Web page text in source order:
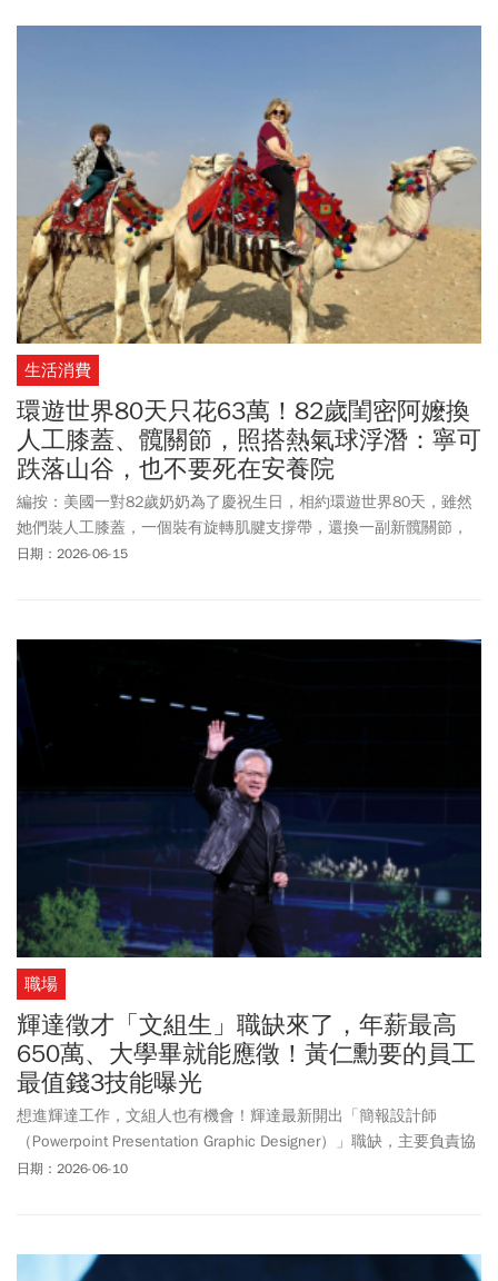
生活消費
環遊世界80天只花63萬！82歲閨密阿嬤換
人工膝蓋、髖關節，照搭熱氣球浮潛：寧可
跌落山谷，也不要死在安養院
編按：美國一對82歲奶奶為了慶祝生日，相約環遊世界80天，雖然
她們裝人工膝蓋，一個裝有旋轉肌腱支撐帶，還換一副新髖關節，
也無法使她們停下腳步，反而更堅定地活出想要的人生。她們在旅
程只花2萬美元（約新台幣63萬元），甚至比一輛平價小型車還便
宜。她們住百元旅店、每人每晚控制在29美元（約新台幣920元）以
內，搭臥鋪火車、靠里程換機票。購物幾乎能免則免，把錢留給真
正重要的體驗，例如在搭熱氣球、走訪國家公園。飲食上，不追求
精緻餐廳，而是走進街頭巷尾，尋找最道地、最平價的小吃。對她
們來說，無論年紀多大，人人都能活出自己的人生。
日期：2026-06-15
職場
輝達徵才「文組生」職缺來了，年薪最高
650萬、大學畢就能應徵！黃仁勳要的員工
最值錢3技能曝光
想進輝達工作，文組人也有機會！輝達最新開出「簡報設計師
（Powerpoint Presentation Graphic Designer）」職缺，主要負責協
助高階主管對外簡報製作、如何簡報視覺化精美呈現、品牌溝通和
元，換算台幣約310萬至520萬元，等級4甚至能到650萬元。相關消
日期：2026-06-10